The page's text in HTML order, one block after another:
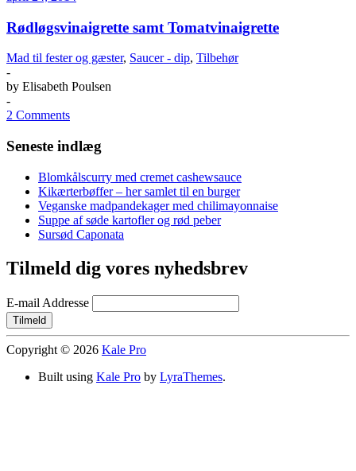
Rødløgsvinaigrette samt Tomatvinaigrette
Mad til fester og gæster, Saucer - dip, Tilbehør
-
by Elisabeth Poulsen
-
2 Comments
Seneste indlæg
Blomkålscurry med cremet cashewsauce
Kikærterbøffer – her samlet til en burger
Veganske madpandekager med chilimayonnaise
Suppe af søde kartofler og rød peber
Sursød Caponata
Tilmeld dig vores nyhedsbrev
E-mail Addresse
Copyright © 2026 Kale Pro
Built using Kale Pro by LyraThemes.